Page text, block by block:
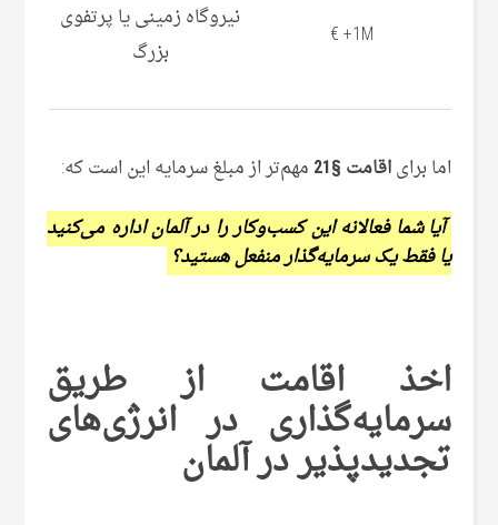
1M+ €
نیروگاه زمینی یا پرتفوی
بزرگ
اما برایاقامت §21
مهم‌تر از مبلغ سرمایه این است که:
آیا شما فعالانه این کسب‌وکار را در آلمان اداره می‌کنید
یا فقط یک سرمایه‌گذار منفعل هستید؟
اخذ اقامت از طریق
سرمایه‌گذاری در انرژی‌های
تجدیدپذیر در آلمان